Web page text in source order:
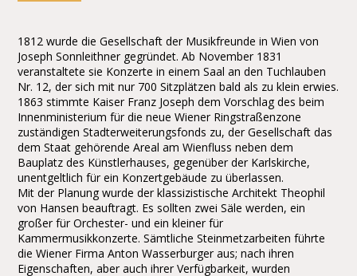
1812 wurde die Gesellschaft der Musikfreunde in Wien von
Joseph Sonnleithner gegründet. Ab November 1831
veranstaltete sie Konzerte in einem Saal an den Tuchlauben
Nr. 12, der sich mit nur 700 Sitzplätzen bald als zu klein erwies.
1863 stimmte Kaiser Franz Joseph dem Vorschlag des beim
Innenministerium für die neue Wiener Ringstraßenzone
zuständigen Stadterweiterungsfonds zu, der Gesellschaft das
dem Staat gehörende Areal am Wienfluss neben dem
Bauplatz des Künstlerhauses, gegenüber der Karlskirche,
unentgeltlich für ein Konzertgebäude zu überlassen.
Mit der Planung wurde der klassizistische Architekt Theophil
von Hansen beauftragt. Es sollten zwei Säle werden, ein
großer für Orchester- und ein kleiner für
Kammermusikkonzerte. Sämtliche Steinmetzarbeiten führte
die Wiener Firma Anton Wasserburger aus; nach ihren
Eigenschaften, aber auch ihrer Verfügbarkeit, wurden